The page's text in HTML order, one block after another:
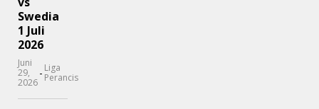
Swedia
1 Juli
2026
Juni
29,
2026
- Liga
Perancis